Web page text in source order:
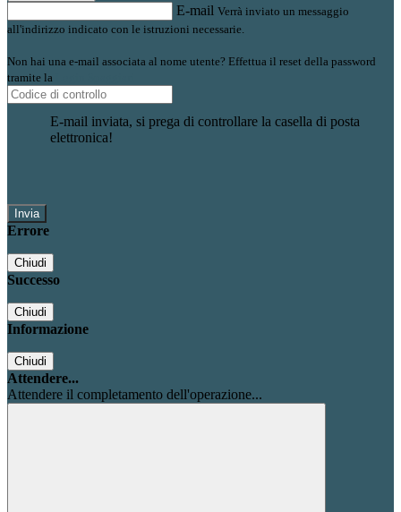
E-mail Verrà inviato un messaggio
all'indirizzo indicato con le istruzioni necessarie.
Non hai una e-mail associata al nome utente? Effettua il reset della password
tramite la
E-mail inviata, si prega di controllare la casella di posta
elettronica!
Errore
Chiudi
Successo
Chiudi
Informazione
Chiudi
Attendere...
Attendere il completamento dell'operazione...